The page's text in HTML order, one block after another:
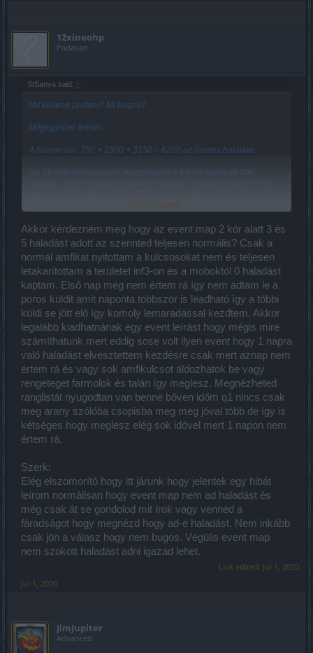
12xineohp
Padavan
StSanya said: ↑
Mit kellene javítani? Mi bugos?
Mégegyszer leírom:
A három sáv: 750 + 2300 + 3150 = 6200 az összes haladás.
Ha 24 óránként egyszer megcsinálod a három küldit az 500
ami nyolc nap alatt összesen 6000 haladás...
Ha csak hét nap megcsinálod a napikat, az pedig 7 * 70 = 490
haladás.
Ennyi, s lehet menni köztesbe, meg PvP-zni...
Click to expand...
Akkor kérdezném meg hogy az event map 2 kör alatt 3 és
5 haladást adott az szerinted teljesen normális? Csak a
normál amfikat nyitottam a kulcsosokat nem és teljesen
letakarítottam a területet inf3-on és a moboktól 0 haladást
kaptam. Első nap meg nem értem rá így nem adtam le a
poros küldit amit naponta többször is leadható így a többi
küldi se jött elő így komoly lemaradással kezdtem. Akkor
legalább kiadhatnának egy event leírást hogy mégis mire
számíthatunk mert eddig sose volt ilyen event hogy 1 napra
való haladást elvesztettem kezdésre csak mert aznap nem
értem rá és vagy sok amfikulcsot áldozhatok be vagy
rengeteget farmolok és talán így meglesz. Megnézheted
ranglistát nyugodtan van benne bőven időm q1 nincs csak
meg arany szólóba csopisba meg meg jóval több de így is
kétséges hogy meglesz elég sok idővel mert 1 napon nem
értem rá.
Szerk:
Elég elszomorító hogy itt járunk hogy jelentek egy hibát
leírom normálisan hogy event map nem ad haladást és
még csak át se gondolod mit írok vagy vennéd a
fáradságot hogy megnézd hogy ad-e haladást. Nem inkább
csak jön a válasz hogy nem bugos. Végülis event map
nem szokott haladást adni igazad lehet.
Last edited: Jul 1, 2020
Jul 1, 2020
JimJupiter
Advanced